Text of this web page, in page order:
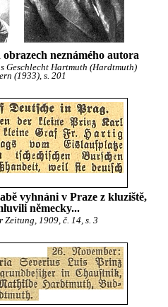
neznámého autora
Geschlecht Hartmuth (Hardtmuth)
(1933), s. 201
vyhnáni v Praze z kluziště,
německy...
Zeitung, 1909, č. 14, s. 3